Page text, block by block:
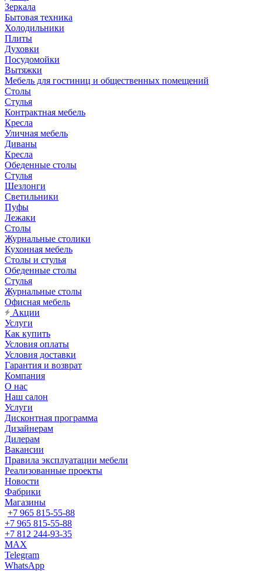
Зеркала
Бытовая техника
Холодильники
Плиты
Духовки
Посудомойки
Вытяжки
Мебель для гостиниц и общественных помещений
Столы
Стулья
Контрактная мебель
Кресла
Уличная мебель
Диваны
Кресла
Обеденные столы
Стулья
Шезлонги
Светильники
Пуфы
Лежаки
Столы
Журнальные столики
Кухонная мебель
Столы и стулья
Обеденные столы
Стулья
Журнальные столы
Офисная мебель
Акции
Услуги
Как купить
Условия оплаты
Условия доставки
Гарантия и возврат
Компания
О нас
Наш салон
Услуги
Дисконтная программа
Дизайнерам
Дилерам
Вакансии
Правила эксплуатации мебели
Реализованные проекты
Новости
Фабрики
Магазины
+7 965 815-55-88
+7 965 815-55-88
+7 812 244-93-35
MAX
Telegram
WhatsApp